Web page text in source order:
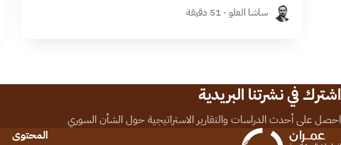
ساشا العلو · 51 دقيقة
اشترك في نشرتنا البريدية
احصل على أحدث الدراسات والتقارير الاستراتيجية حول الشأن السوري
المحتوى